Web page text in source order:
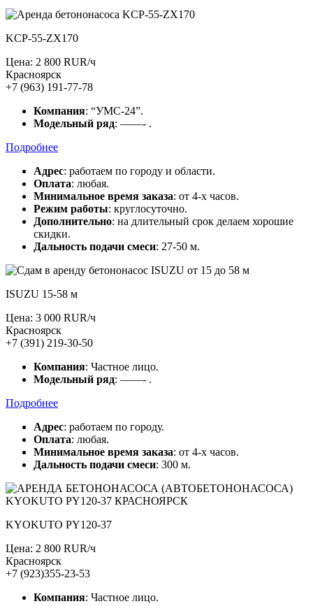
KCP-55-ZX170
Цена: 2 800 RUR/ч
Красноярск
+7 (963) 191-77-78
Компания: “УМС-24”.
Модельный ряд: ——- .
Подробнее
Адрес: работаем по городу и области.
Оплата: любая.
Минимальное время заказа: от 4-х часов.
Режим работы: круглосуточно.
Дополнительно: на длительный срок делаем хорошие
скидки.
Дальность подачи смеси: 27-50 м.
ISUZU 15-58 м
Цена: 3 000 RUR/ч
Красноярск
+7 (391) 219-30-50
Компания: Частное лицо.
Модельный ряд: ——- .
Подробнее
Адрес: работаем по городу.
Оплата: любая.
Минимальное время заказа: от 4-х часов.
Дальность подачи смеси: 300 м.
KYOKUTO PY120-37
Цена: 2 800 RUR/ч
Красноярск
+7 (923)355-23-53
Компания: Частное лицо.